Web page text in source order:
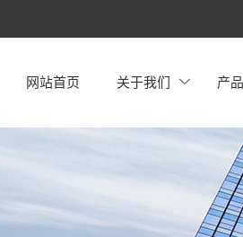
网站首页 关于我们 产